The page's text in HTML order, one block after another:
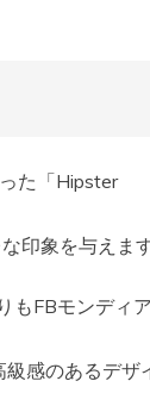
た「Hipster
印象を与えます
もFBモンディ
感のあるデザ